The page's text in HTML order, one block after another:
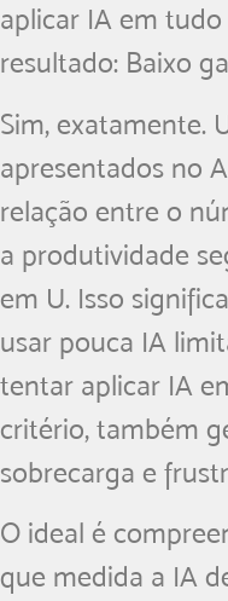
aplicar IA em
resultado: Baixo
Sim, exatamente.
apresentados no
relação entre o
a produtividade
em U. Isso
usar pouca IA
tentar aplicar IA
critério, também
sobrecarga e
O ideal é
que medida a IA